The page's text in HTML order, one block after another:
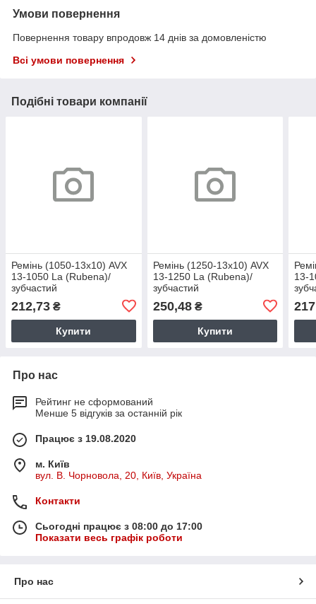
Умови повернення
Повернення товару впродовж 14 днів за домовленістю
Всі умови повернення
Подібні товари компанії
Ремінь (1050-13x10) AVX
13-1050 La (Rubena)/
зубчастий
212,73 ₴
Купити
Ремінь (1250-13x10) AVX
13-1250 La (Rubena)/
зубчастий
250,48₴
Купити
13-
Про нас
Рейтинг не сформований
Менше 5 відгуків за останній рік
Працює з 19.08.2020
м. Київ
вул. В. Чорновола, 20, Київ, Україна
Контакти
Сьогодні працює з 08:00 до 17:00
Показати весь графік роботи
Про нас